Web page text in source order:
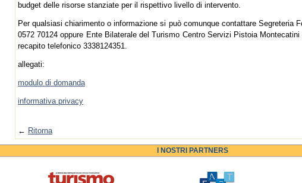
budget delle risorse stanziate per il rispettivo livello di intervento.
Per qualsiasi chiarimento o informazione si può comunque contattare Segreteria
0572 70124 oppure Ente Bilaterale del Turismo Centro Servizi Pistoia
recapito telefonico 3338124351.
allegati:
modulo di domanda
informativa privacy
← Ritorna
I NOSTRI PARTNERS